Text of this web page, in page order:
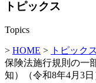
トピックス
Topics
> HOME > トピックス
保険法施行規則の一
知）（令和8年4月3日